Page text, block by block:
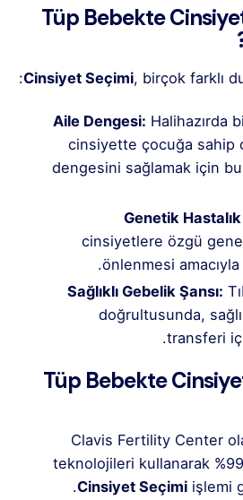
Tüp Bebekte
Cinsiyet Seçimi, birçok farklı
Aile Dengesi: Halihazırda
cinsiyette çocuğa sahip
dengesini sağlamak için
Genetik
cinsiyetlere özgü
önlenmesi
Sağlıklı Gebelik Şansı:
doğrultusunda,
transferi
Tüp Bebekte
Clavis Fertility Center
teknolojileri kullanarak
Cinsiyet Seçimi işlemi